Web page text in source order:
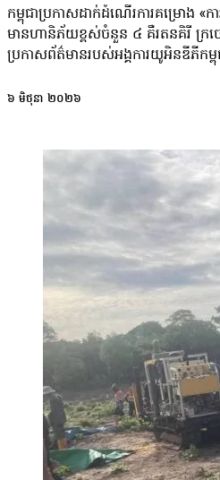
កម្ពុជាប្រកាសដាក់ដំណើរការគម្រោង «
មានហានិភ័យខ្ពស់ចំនួន ៤ គឺរតនគិរី ក្រច
ប្រកាសព័ត៌មានរបស់អង្គការយូអិនឌីភីកម្
គោលបំណងកាត់បន្ថយការបាត់បង់ជីវិត ក
ការការពារជីវិត ការប្រកបរបររកស៊ី
ប្រសិទ្ធភាពត្រឹមឆ្នាំ២០២៧។ លោកមា
ហានិភ័យអាកាសធាតុ និងឆ្លើយតបមុន
កម្ពុជា បានអនុម័តក្របខណ្ឌគោលនយោ
(NDC 3.0) ដែលបានដាក់ស្នើក្នុងឆ្
យូអិនឌីភី ដើរតួនាទីក្នុងការរួមបញ្ចូលដ
(EW4ALL) គឺជាគំរូជាក់ស្តែង សម្រ
ស៊ីវិល។ លោក អេនរីកូ ហ្គាវេលីយ៉ា៖ «
ការប្តេជ្ញារួមរបស់អង្គការសហប្រជ
ប្រទេសកម្ពុជាអាចព្យាករ និងឆ្លើ
(hydromet) គឺជាគន្លឹះស្នូលក្នុងការ
វេលា និងមានភាពត្រឹមត្រូវ។ លោកមា
ប្រទេសកម្ពុជាដែលមានភាពធន់នឹង
ធាតុនៅក្នុងពិភពលោក។ ការប្រែប្រួល
និងនាំឱ្យមានការធ្លាក់ចុះ នៃផលិតផ
នេះ នឹងបន្ថែមភាពធ្ងន់ធ្ងរទៀត ដល់
៦ មិថុនា ២០២៦